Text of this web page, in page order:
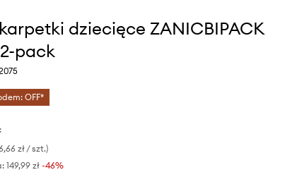
dziecięce ZANICBIPACK
pack
OFF*
zł / szt.)
149,99 zł-46%